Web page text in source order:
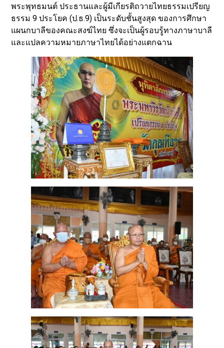
พระพุทธมนต์ ประธานและผู้มีเกียรติถวายไทยธรรมเปรียญ
ธรรม 9 ประโยค (ป.ธ.9) เป็นระดับชั้นสูงสุด ของการศึกษา
แผนกบาลีของคณะสงฆ์ไทย ซึ่งจะเป็นผู้รอบรู้ทางภาษาบาลี
และแปลความหมายภาษาไทยได้อย่างแตกฉาน